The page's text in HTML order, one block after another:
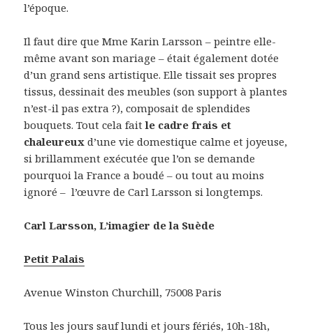
l’époque.
Il faut dire que Mme Karin Larsson – peintre elle-
même avant son mariage – était également dotée
d’un grand sens artistique. Elle tissait ses propres
tissus, dessinait des meubles (son support à plantes
n’est-il pas extra ?), composait de splendides
bouquets. Tout cela faitle cadre frais et
chaleureuxd’une vie domestique calme et joyeuse,
si brillamment exécutée que l’on se demande
pourquoi la France a boudé – ou tout au moins
ignoré – l’œuvre de Carl Larsson si longtemps.
Carl Larsson, L’imagier de la Suède
Petit Palais
Avenue Winston Churchill, 75008 Paris
Tous les jours sauf lundi et jours fériés, 10h-18h,